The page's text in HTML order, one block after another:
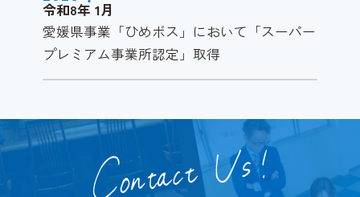
令和8年 1月
愛媛県事業「ひめボス」において「スーパー
プレミアム事業所認定」取得